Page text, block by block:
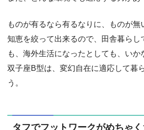
ものが有るなら有るなりに、ものが無
知恵を絞って出来るので、田舎暮らし
も、海外生活になったとしても、いか
双子座B型は、変幻自在に適応して暮
う。
タフでフットワークがめちゃ